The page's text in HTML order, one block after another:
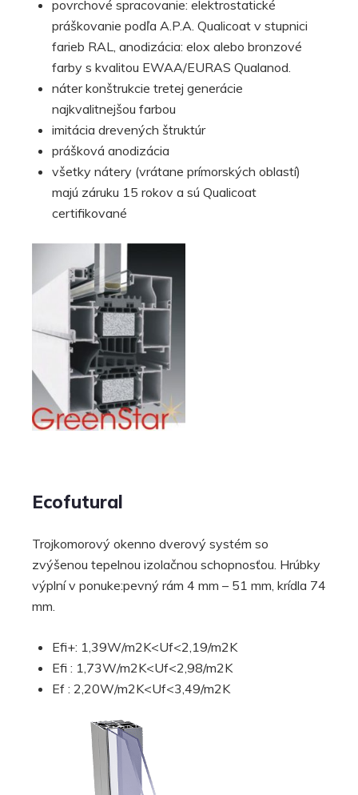
povrchové spracovanie: elektrostatické
práškovanie podľa A.P.A. Qualicoat v stupnici
farieb RAL, anodizácia: elox alebo bronzové
farby s kvalitou EWAA/EURAS Qualanod.
náter konštrukcie tretej generácie
najkvalitnejšou farbou
imitácia drevených štruktúr
prášková anodizácia
všetky nátery (vrátane prímorských oblastí)
majú záruku 15 rokov a sú Qualicoat
certifikované
Ecofutural
Trojkomorový okenno dverový systém so
zvýšenou tepelnou izolačnou schopnosťou. Hrúbky
výplní v ponuke:pevný rám 4 mm – 51 mm, krídla 74
mm.
Efi+: 1,39W/m2K<Uf<2,19/m2K
Efi : 1,73W/m2K<Uf<2,98/m2K
Ef : 2,20W/m2K<Uf<3,49/m2K